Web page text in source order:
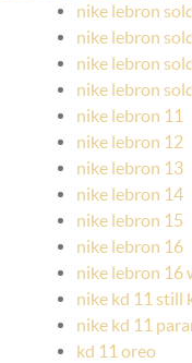
nike lebron
nike lebron
nike lebron
nike lebron
nike lebron 11
nike lebron 12
nike lebron 13
nike lebron 14
nike lebron 15
nike lebron 16
nike lebron 16
nike kd 11 still
nike kd 11
kd 11 oreo